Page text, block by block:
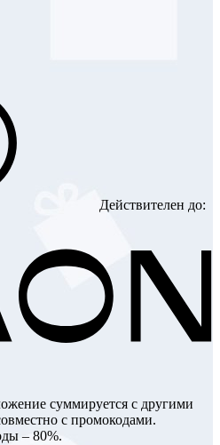
Действителен до:
суммируется с другими
с промокодами.
– 80%.